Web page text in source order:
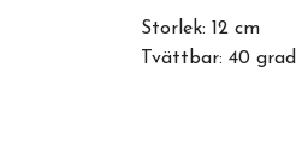
Storlek: 12 cm
Tvättbar: 40